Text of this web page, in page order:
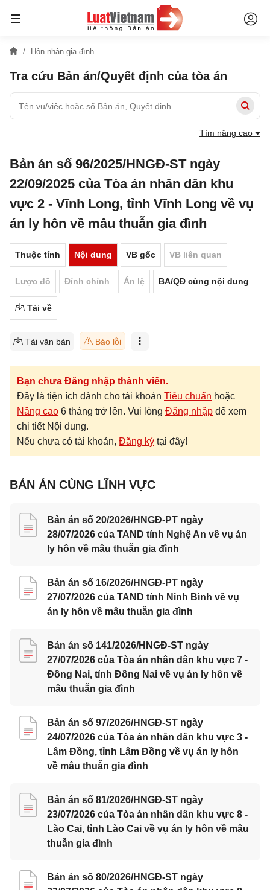
Hôn nhân gia đình
Tra cứu Bản án/Quyết định của tòa án
Tìm nâng cao
Bản án số 96/2025/HNGĐ-ST ngày
22/09/2025 của Tòa án nhân dân khu
vực 2 - Vĩnh Long, tỉnh Vĩnh Long về vụ
án ly hôn về mâu thuẫn gia đình
Thuộc tính Nội dung VB gốc VB liên quan
Lược đồ Đính chính Án lệ BA/QĐ cùng nội dung
Tải về
Tải văn bản Báo lỗi
Bạn chưa Đăng nhập thành viên.
Đây là tiện ích dành cho tài khoản Tiêu chuẩn hoặc
Nâng cao 6 tháng trở lên. Vui lòng Đăng nhập để xem
chi tiết Nội dung.
Nếu chưa có tài khoản, Đăng ký tại đây!
BẢN ÁN CÙNG LĨNH VỰC
Bản án số 20/2026/HNGĐ-PT ngày
28/07/2026 của TAND tỉnh Nghệ An về vụ án
ly hôn về mâu thuẫn gia đình
Bản án số 16/2026/HNGĐ-PT ngày
27/07/2026 của TAND tỉnh Ninh Bình về vụ
án ly hôn về mâu thuẫn gia đình
Bản án số 141/2026/HNGĐ-ST ngày
27/07/2026 của Tòa án nhân dân khu vực 7 -
Đồng Nai, tỉnh Đồng Nai về vụ án ly hôn về
mâu thuẫn gia đình
Bản án số 97/2026/HNGĐ-ST ngày
24/07/2026 của Tòa án nhân dân khu vực 3 -
Lâm Đồng, tỉnh Lâm Đồng về vụ án ly hôn
về mâu thuẫn gia đình
Bản án số 81/2026/HNGĐ-ST ngày
23/07/2026 của Tòa án nhân dân khu vực 8 -
Lào Cai, tỉnh Lào Cai về vụ án ly hôn về mâu
thuẫn gia đình
Bản án số 80/2026/HNGĐ-ST ngày